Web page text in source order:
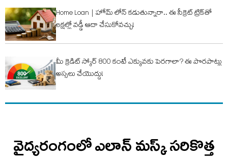
Home Loan | హోమ్ లోన్ కడుతున్నారా.. ఈ సీక్రెట్ ట్రిక్‌తో
లక్షల్లో వడ్డీ ఆదా చేసుకోవచ్చు!
మీ క్రెడిట్ స్కోర్ 800 కంటే ఎక్కువకు పెరగాలా? ఈ పొరపాట్లు
అస్సలు చేయొద్దు!
వైద్యరంగంలో ఎలాన్ మస్క్ సరికొత్త